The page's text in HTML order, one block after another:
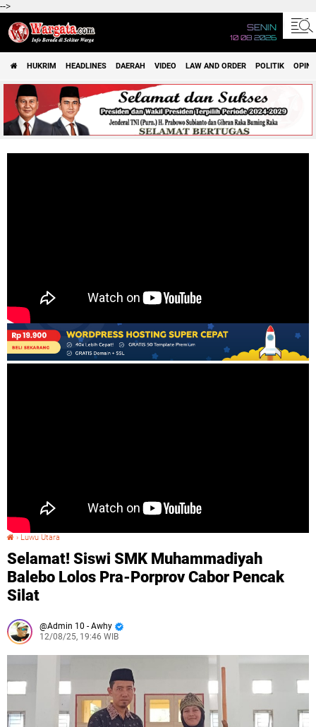
-->
SENIN
10 08 2026
HUKRIM HEADLINES DAERAH VIDEO LAW AND ORDER POLITIK OPINI
› Luwu Utara
Selamat! Siswi SMK Muhammadiyah
Balebo Lolos Pra-Porprov Cabor Pencak
Silat
Admin 10 - Awhy
12/08/25, 19:46 WIB